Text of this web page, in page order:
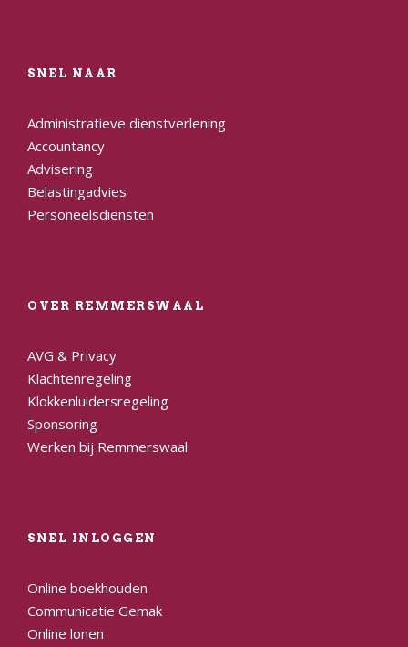
SNEL NAAR
Administratieve dienstverlening
Accountancy
Advisering
Belastingadvies
Personeelsdiensten
OVER REMMERSWAAL
AVG & Privacy
Klachtenregeling
Klokkenluidersregeling
Sponsoring
Werken bij Remmerswaal
SNEL INLOGGEN
Online boekhouden
Communicatie Gemak
Online lonen